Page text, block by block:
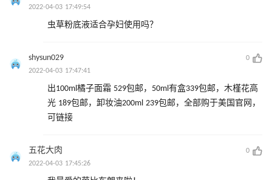
2022-04-03 17:49:54
虫草粉底液适合孕妇使用吗？
shysun029
0
2022-04-03 17:47:41
出100ml橘子面霜 529包邮，50ml有盒339包邮，木槿花高
光 189包邮，卸妆油200ml 239包邮，全部购于美国官网，
可链接
五花大肉
0
2022-04-03 17:45:26